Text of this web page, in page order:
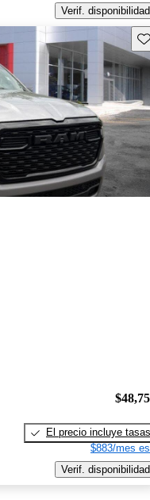
Verif. disponibilidad
El precio incluye tasas
$883/mes
Verif. disponibilidad